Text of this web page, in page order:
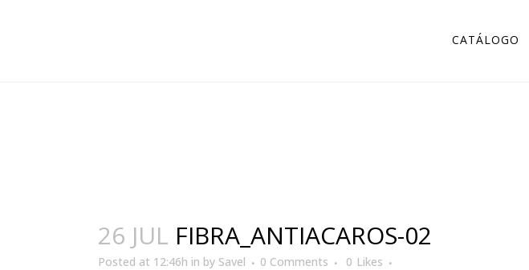
CATÁLOGO
26 JUL FIBRA_ANTIACAROS-02
Posted at 12:46h in by Savel 0 Comments 0 Likes